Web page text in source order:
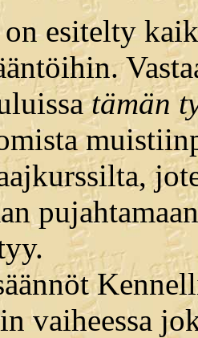
on esitelty
tämän
vaiheessa